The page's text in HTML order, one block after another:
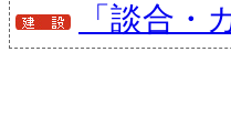
「談合・